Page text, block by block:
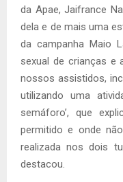
da Apae, Jaifrance
dela e de mais uma
da campanha Maio
sexual de crianças e
nossos assistidos,
utilizando uma
semáforo’, que
permitido e onde
realizada nos dois
destacou.